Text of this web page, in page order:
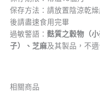
保存方法：請放置陰涼乾
後請盡速食用完畢
過敏警語： 麩質之穀物（
子）、芝麻及其製品，不
相關商品